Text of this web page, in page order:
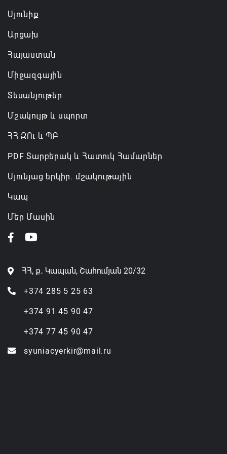
Բաքվում շարունակում է հայ գերիների վերաքննիչ
06.08.2026 12:43
Սյունիք
Արցախ
Հայաստան
Միջազգային
Տեսանյութեր
Մշակույթ և սպորտ
ՀՀ ԶՈւ և ՊԲ
PDF Տարբերակ և Հատուկ Համարներ
Սյունյաց երկիր. մշակութային
Կապ
Մեր Մասին
ՀՀ, ք․ Կապան, Շահումյան 20/32
+374 285 5 25 63
+374 91 45 90 47
+374 77 45 90 47
syuniacyerkir@mail.ru